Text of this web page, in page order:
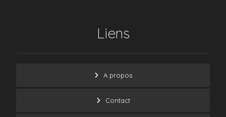
Liens
A propos
Contact